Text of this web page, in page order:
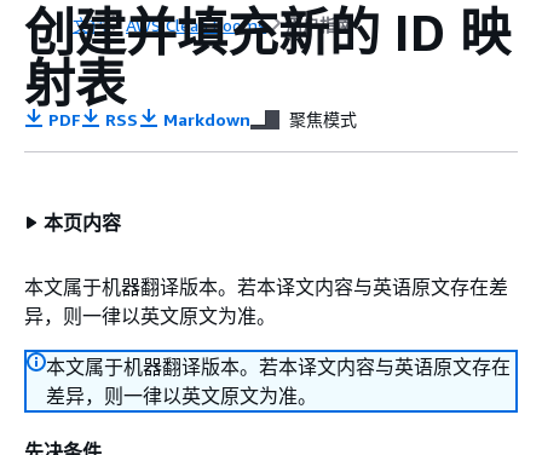
文档 AWS Clean Rooms 用户指南
创建并填充新的 ID 映
射表
PDF RSS Markdown 聚焦模式
本页内容
本文属于机器翻译版本。若本译文内容与英语原文存在差
异，则一律以英文原文为准。
本文属于机器翻译版本。若本译文内容与英语原文存在
差异，则一律以英文原文为准。